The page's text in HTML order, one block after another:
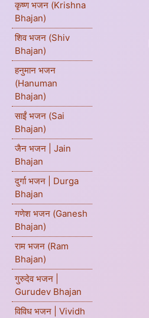
कृष्ण भजन (Krishna
Bhajan)
शिव भजन (Shiv
Bhajan)
हनुमान भजन
(Hanuman
Bhajan)
साईं भजन (Sai
Bhajan)
जैन भजन | Jain
Bhajan
दुर्गा भजन | Durga
Bhajan
गणेश भजन (Ganesh
Bhajan)
राम भजन (Ram
Bhajan)
गुरुदेव भजन |
Gurudev Bhajan
विविध भजन | Vividh